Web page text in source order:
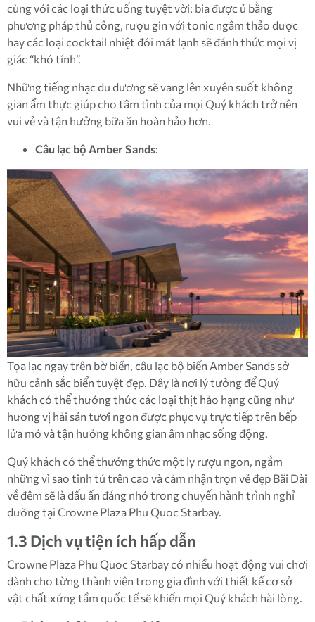
cùng với các loại thức uống tuyệt vời: bia được ủ bằng
phương pháp thủ công, rượu gin với tonic ngâm thảo dược
hay các loại cocktail nhiệt đới mát lạnh sẽ đánh thức mọi vị
giác “khó tính”.
Những tiếng nhạc du dương sẽ vang lên xuyên suốt không
gian ẩm thực giúp cho tâm tình của mọi Quý khách trở nên
vui vẻ và tận hưởng bữa ăn hoàn hảo hơn.
Câu lạc bộ Amber Sands:
Tọa lạc ngay trên bờ biển, câu lạc bộ biển Amber Sands sở
hữu cảnh sắc biển tuyệt đẹp. Đây là nơi lý tưởng để Quý
khách có thể thưởng thức các loại thịt hảo hạng cũng như
hương vị hải sản tươi ngon được phục vụ trực tiếp trên bếp
lửa mở và tận hưởng không gian âm nhạc sống động.
Quý khách có thể thưởng thức một ly rượu ngon, ngắm
những vì sao tinh tú trên cao và cảm nhận trọn vẻ đẹp Bãi Dài
về đêm sẽ là dấu ấn đáng nhớ trong chuyến hành trình nghỉ
dưỡng tại Crowne Plaza Phu Quoc Starbay.
1.3 Dịch vụ tiện ích hấp dẫn
Crowne Plaza Phu Quoc Starbay có nhiều hoạt động vui chơi
dành cho từng thành viên trong gia đình với thiết kế cơ sở
vật chất xứng tầm quốc tế sẽ khiến mọi Quý khách hài lòng.